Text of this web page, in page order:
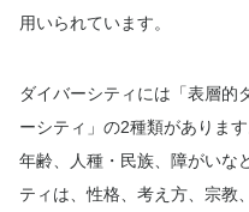
用いられています。
ダイバーシティには「表層的
ーシティ」の2種類がありま
年齢、人種・民族、障がいな
ティは、性格、考え方、宗教